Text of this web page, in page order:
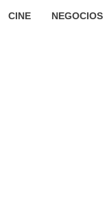
CINE NEGOCIOS